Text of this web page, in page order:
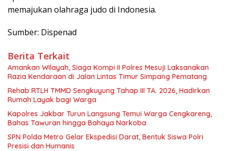
memajukan olahraga judo di Indonesia.
Sumber: Dispenad
Berita Terkait
Amankan Wilayah, Siaga Kompi II Polres Mesuji Laksanakan
Razia Kendaraan di Jalan Lintas Timur Simpang Pematang
Rehab RTLH TMMD Sengkuyung Tahap III TA. 2026, Hadirkan
Rumah Layak bagi Warga
Kapolres Jakbar Turun Langsung Temui Warga Cengkareng,
Bahas Tawuran hingga Bahaya Narkoba
SPN Polda Metro Gelar Ekspedisi Darat, Bentuk Siswa Polri
Presisi dan Humanis